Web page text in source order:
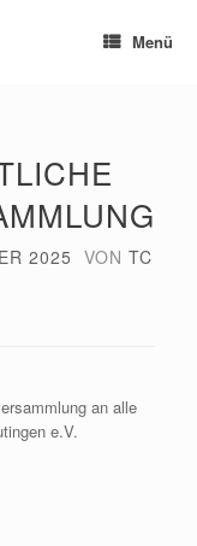
Menü
M
2025 VON TC
an alle
e.V.